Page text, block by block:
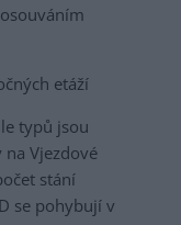
etáží
typů jsou
Vjezdové
stání
se pohybují v